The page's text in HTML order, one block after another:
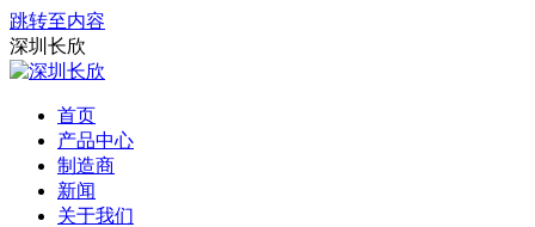
跳转至内容
深圳长欣
首页
产品中心
制造商
新闻
关于我们